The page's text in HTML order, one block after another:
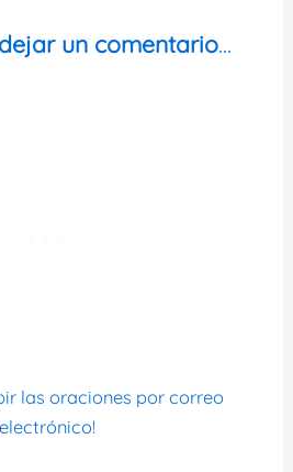
un comentario…
las oraciones por correo
electrónico!